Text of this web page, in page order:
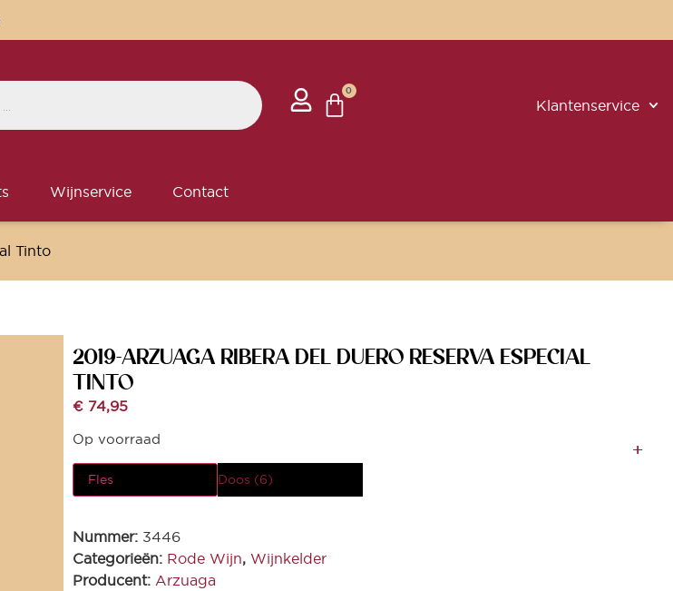
0
Klantenservice
Wijnservice Contact
Tinto
2019-ARZUAGA RIBERA DEL DUERO RESERVA ESPECIAL
TINTO
€ 74,95
Op voorraad
Fles Doos (6)
Nummer: 3446
Categorieën: Rode Wijn, Wijnkelder
Producent: Arzuaga